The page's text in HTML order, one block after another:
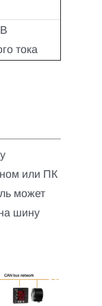
тока
или ПК
может
шину